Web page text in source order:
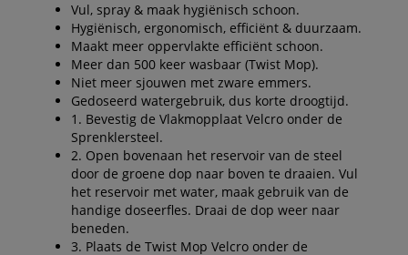
Vul, spray & maak hygiënisch schoon.
Hygiënisch, ergonomisch, efficiënt & duurzaam.
Maakt meer oppervlakte efficiënt schoon.
Meer dan 500 keer wasbaar (Twist Mop).
Niet meer sjouwen met zware emmers.
Gedoseerd watergebruik, dus korte droogtijd.
1. Bevestig de Vlakmopplaat Velcro onder de
Sprenklersteel.
2. Open bovenaan het reservoir van de steel
door de groene dop naar boven te draaien. Vul
het reservoir met water, maak gebruik van de
handige doseerfles. Draai de dop weer naar
beneden.
3. Plaats de Twist Mop Velcro onder de